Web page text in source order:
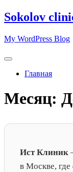
Перейти
к
Sokolov
My WordPress Blog
Главная
Месяц:
Ист Клиник
в Москве,